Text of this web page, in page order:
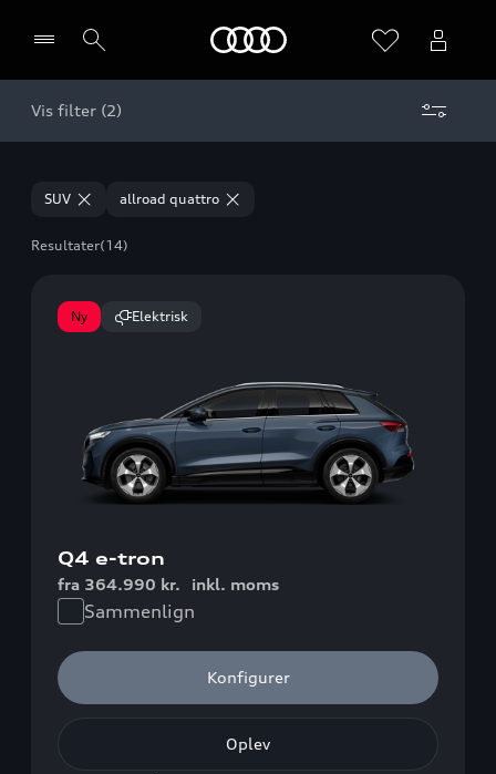
Vælg forhandler
Vis filter (2)
SUV allroad quattro
Resultater(14)
Ny Elektrisk
Q4 e-tron
fra 364.990 kr. inkl. moms
Sammenlign
Konfigurer
Oplev